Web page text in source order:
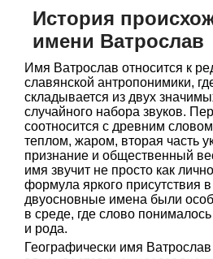
История
имени Ватрослав
Имя Ватрослав относится к
славянской антропонимики,
складывается из двух
случайного набора звуков.
соотносится с древним
теплом, жаром, вторая часть
признание и общественный
имя звучит не просто как
формула яркого присутствия
двуосновные имена были
в среде, где слово
и рода.
Географически имя